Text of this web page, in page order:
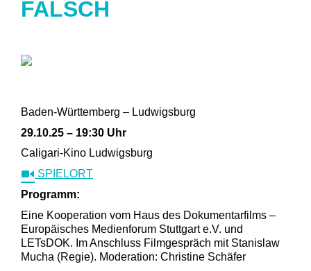
FALSCH
Baden-Württemberg – Ludwigsburg
29.10.25 – 19:30 Uhr
Caligari-Kino Ludwigsburg
SPIELORT
Programm:
Eine Kooperation vom Haus des Dokumentarfilms –
Europäisches Medienforum Stuttgart e.V. und
LETsDOK. Im Anschluss Filmgespräch mit Stanislaw
Mucha (Regie). Moderation: Christine Schäfer